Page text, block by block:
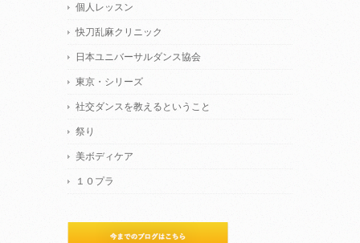
個人レッスン
快刀乱麻クリニック
日本ユニバーサルダンス協会
東京・シリーズ
社交ダンスを教えるということ
祭り
美ボディケア
１０プラ